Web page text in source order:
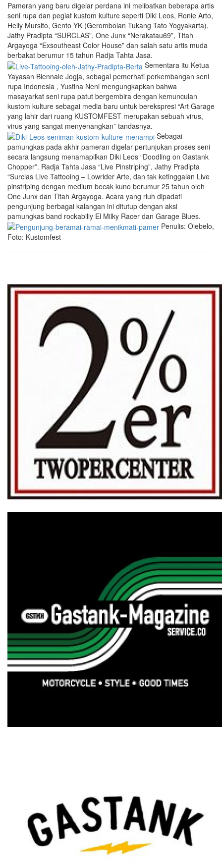
Pameran yang baru digelar perdana ini melibatkan beberapa artis
seni rupa dan pegiat kustom kulture seperti Diki Leos, Ronie Arto,
Helly Mursito, Gento YK (Gerombolan Tukang Tato Yogyakarta),
Jathy Pradipta “SURCLAS”, One Junx “Nerakatau69”, Titah
Argayoga “Exsoutheast Color House” dan salah satu artis muda
berbakat berumur 15 tahun Radja Tahta Jasa.
Sementara itu Ketua
Yayasan Biennale Jogja, sebagai pemerhati perkembangan seni
rupa Indonesia , Yustina Neni mengungkapkan bahwa
masayarkat seni rupa patut bergembira dengan kemunculan
kustom kulture sebagai media baru untuk berekspresi “Art Garage
yang lahir dari ruang KUSTOMFEST merupakan sebuah virus,
virus yang sangat menyenangkan” tandasnya.
Sebagai
pamungkas pada akhir pameran digelar pertunjukan proses seni
secara langsung menamapilkan Diki Leos “Doodling on Gastank
Chopper”. Radja Tahta Jasa “Live Pinstriping”, Jathy Pradipta
“Surclas Live Tattooing – Lowrider Arte, dan tak ketinggalan Live
pinstriping dengan medium becak kuno berumur 25 tahun oleh
One Junx dan Titah Argayoga. Acara yang riuh dipadati
pengunjung berbagai kalangan ini ditutup dengan aksi
pamungkas band rockabilly El Milky Racer dan Garage Blues.
Penulis: Olebelo,
Foto: Kustomfest